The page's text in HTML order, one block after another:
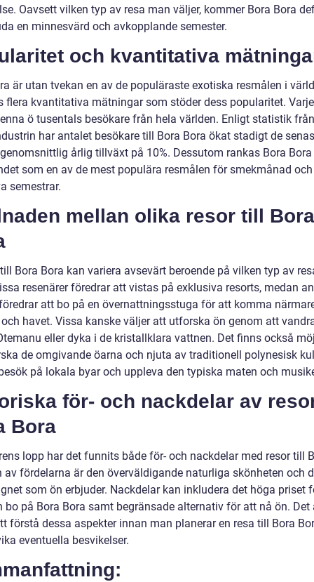
Oavsett vilken typ av resa man väljer, kommer Bora Bora
en minnesvärd och avkopplande semester.
och kvantitativa
är utan tvekan en av de populäraste exotiska resmålen i
flera kvantitativa mätningar som stöder dess popularitet.
ö tusentals besökare från hela världen. Enligt statistik från
har antalet besökare till Bora Bora ökat stadigt de
årlig tillväxt på 10%. Dessutom rankas Bora Bora
som en av de mest populära resmålen för smekmånad och
semestrar.
mellan olika resor till Bora
Bora Bora kan variera avsevärt beroende på vilken typ av
resenärer föredrar att vistas på exklusiva resorts, medan
att bo på en övernattningsstuga för att komma
havet. Vissa kanske väljer att utforska ön genom att
eller dyka i de kristallklara vattnen. Det finns också
de omgivande öarna och njuta av traditionell polynesisk
på lokala byar och uppleva den typiska maten och
för- och nackdelar av
Bora
lopp har det funnits både för- och nackdelar med resor till
av fördelarna är den överväldigande naturliga skönheten och
som ön erbjuder. Nackdelar kan inkludera det höga priset
bo på Bora Bora samt begränsade alternativ för att nå ön. Det
förstå dessa aspekter innan man planerar en resa till Bora
eventuella besvikelser.